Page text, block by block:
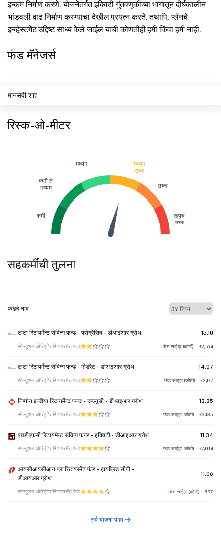
इन्कम निर्माण करणे. योजनेंतर्गत इक्विटी गुंतवणूकीच्या भागातून दीर्घकालीन
भांडवली वाढ निर्माण करण्याचा देखील प्रयत्न करते. तथापि, प्लॅनचे
इन्व्हेस्टमेंट उद्दिष्ट साध्य केले जाईल याची कोणतीही हमी किंवा हमी नाही.
फंड मॅनेजर्स
मानसवी शाह
रिस्क-ओ-मीटर
कमी
कमी ते
मध्यम
मध्यम
मध्यम
उच्च
उच्च
खूपच
उच्च
सहकर्मींची तुलना
फंडचे नाव
टाटा रिटायर्मेन्ट सेविन्ग फन्ड - प्रोग्रेसिव - डीआइआर ग्रोथ 15.10
सोल्यूशन ओरिएंटेडरिटायरमेंट फंड फंड साईझ (कोटी) - ₹2,164
टाटा रिटायर्मेन्ट सेविन्ग फन्ड - मोडरेट - डीआइआर ग्रोथ 14.07
सोल्यूशन ओरिएंटेडरिटायरमेंट फंड फंड साईझ (कोटी) - ₹2,177
निप्पोन इन्डीया रिटायर्मेन्ट फन्ड - डब्ल्यूसी - डीआइआर ग्रोथ 13.35
सोल्यूशन ओरिएंटेडरिटायरमेंट फंड फंड साईझ (कोटी) - ₹3,135
एचडीएफसी रिटायर्मेन्ट सेविन्ग फन्ड - इक्विटी - डीआइआर ग्रोथ 11.34
सोल्यूशन ओरिएंटेडरिटायरमेंट फंड फंड साईझ (कोटी) - ₹7,014
आयसीआयसीआय प्रु रिटायरमेंट फंड - हायब्रिड सीपी -
डीआयआर ग्रोथ
11.06
सोल्यूशन ओरिएंटेडरिटायरमेंट फंड फंड साईझ (कोटी) - ₹97
सर्व योजना पाहा